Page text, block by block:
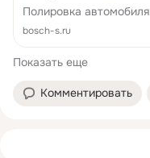
Полировка автомобиля
bosch-s.ru
Показать еще
Комментировать